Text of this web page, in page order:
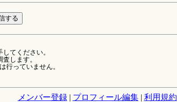
てください。
します。
行っていません。
メンバー登録| プロフィール編集| 利用規約